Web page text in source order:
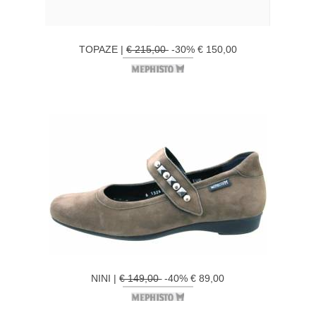
TOPAZE | € 215,00-30% € 150,00
NINI |€ 149,00-40% € 89,00